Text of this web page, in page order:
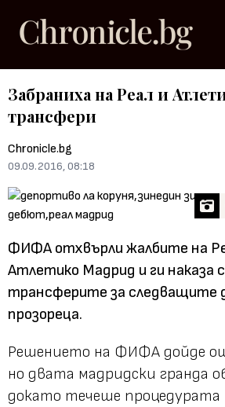
Забраниха на Реал и
трансфери
Chronicle.bg
09.09.2016, 08:18
ФИФА отхвърли жалбите на
Атлетико Мадрид и ги наказа
трансферите за следващите
прозореца.
Решението на ФИФА дойде
но двата мадридски гранда
докато течеше процедурата